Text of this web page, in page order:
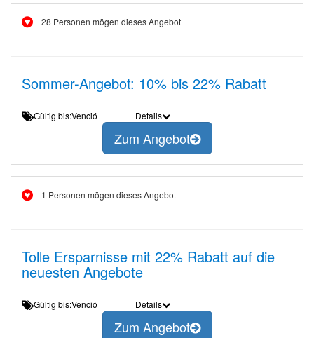
28 Personen mögen dieses Angebot
Sommer-Angebot: 10% bis 22% Rabatt
Gültig bis:Venció Details
Zum Angebot
1 Personen mögen dieses Angebot
Tolle Ersparnisse mit 22% Rabatt auf die
neuesten Angebote
Gültig bis:Venció Details
Zum Angebot